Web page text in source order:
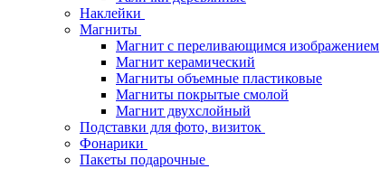
Наклейки
Магниты
Магнит с переливающимся изображением
Магнит керамический
Магниты объемные пластиковые
Магниты покрытые смолой
Магнит двухслойный
Подставки для фото, визиток
Фонарики
Пакеты подарочные